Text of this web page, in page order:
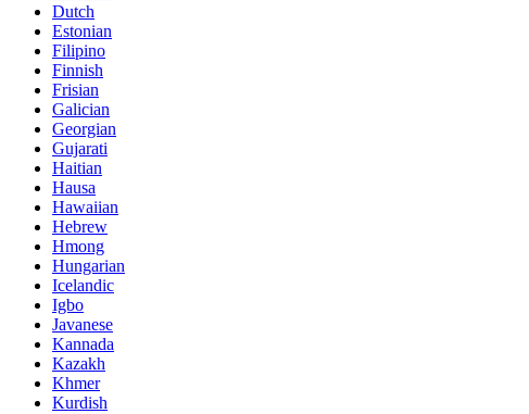
Dutch
Estonian
Filipino
Finnish
Frisian
Galician
Georgian
Gujarati
Haitian
Hausa
Hawaiian
Hebrew
Hmong
Hungarian
Icelandic
Igbo
Javanese
Kannada
Kazakh
Khmer
Kurdish